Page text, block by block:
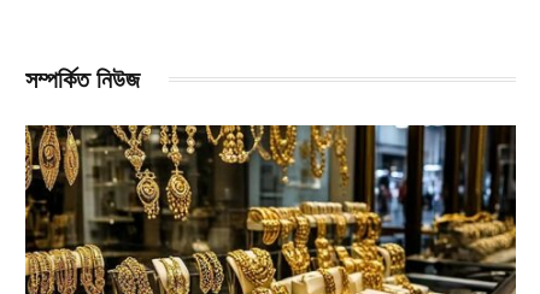
সম্পর্কিত নিউজ